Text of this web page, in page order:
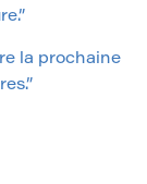
la prochaine